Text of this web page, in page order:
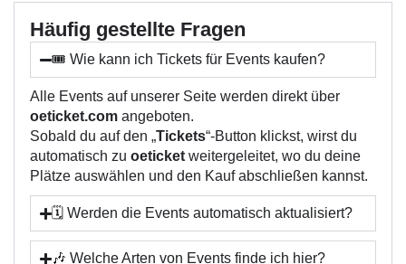
Häufig gestellte Fragen
🎟️ Wie kann ich Tickets für Events kaufen?
Alle Events auf unserer Seite werden direkt über
oeticket.com angeboten.
Sobald du auf den „Tickets“-Button klickst, wirst du
automatisch zu oeticket weitergeleitet, wo du deine
Plätze auswählen und den Kauf abschließen kannst.
🗓️ Werden die Events automatisch aktualisiert?
🎶 Welche Arten von Events finde ich hier?